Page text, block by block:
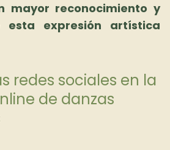
mayor reconocimiento y
esta expresión artística
redes sociales en la
de danzas